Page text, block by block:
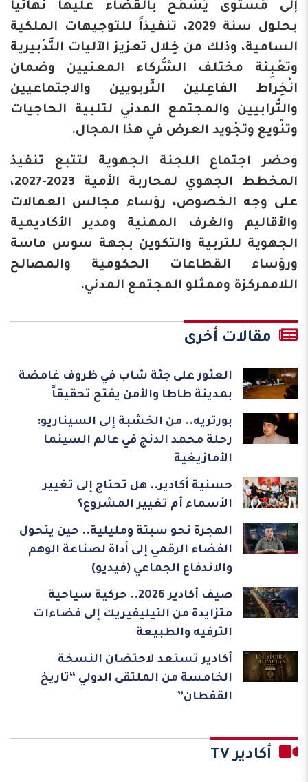
إلى مُستوى يَسْمَح بالقضاء عليها نهائياً
بحلول سنة 2029، تنفيذاً للتوجيهات الملكية
السامية، وذلك من خِلال تعزيز الآليات التَّدْبيرية
وتعْبِئة مختلف الشُّركاء المعنيين وضمان
انْخِراط الفاعِلين التَّربويين والاجتماعيين
والتُّرابيين والمجتمع المدني لتلبية الحاجيات
وتنْويع وتجْويد العرض في هذا المجال.
وحضر اجتماع اللجنة الجهوية لتتبع تنفيذ
المخطط الجهوي لمحاربة الأمية 2023-2027،
على وجه الخصوص، رؤساء مجالس العمالات
والأقاليم والغرف المهنية ومدير الأكاديمية
الجهوية للتربية والتكوين بجهة سوس ماسة
ورؤساء القطاعات الحكومية والمصالح
اللاممركزة وممثلو المجتمع المدني.
مقالات أخرى
العثور على جثة شاب في ظروف غامضة
بمدينة طاطا والأمن يفتح تحقيقاً
بورتريه.. من الخشبة إلى السيناريو:
رحلة محمد الدنج في عالم السينما
الأمازيغية
حسنية أكادير.. هل تحتاج إلى تغيير
الأسماء أم تغيير المشروع؟
الهجرة نحو سبتة ومليلية.. حين يتحول
الفضاء الرقمي إلى أداة لصناعة الوهم
والاندفاع الجماعي (فيديو)
صيف أكادير 2026.. حركية سياحية
متزايدة من التيليفيريك إلى فضاءات
الترفيه والطبيعة
أكادير تستعد لاحتضان النسخة
الخامسة من الملتقى الدولي “تاريخ
القفطان”
أكادير TV